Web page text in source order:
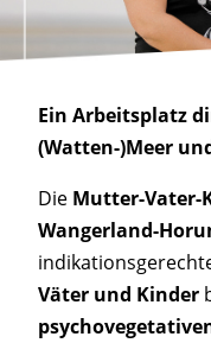
Ein Arbeitsplatz
(Watten-)Meer
Die Mutter-
Wangerland-
Väter und Kinder